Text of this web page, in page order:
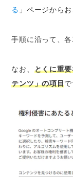
る 」ページから
手順に沿って、
なお、 とくに重
テンツ」の項目で